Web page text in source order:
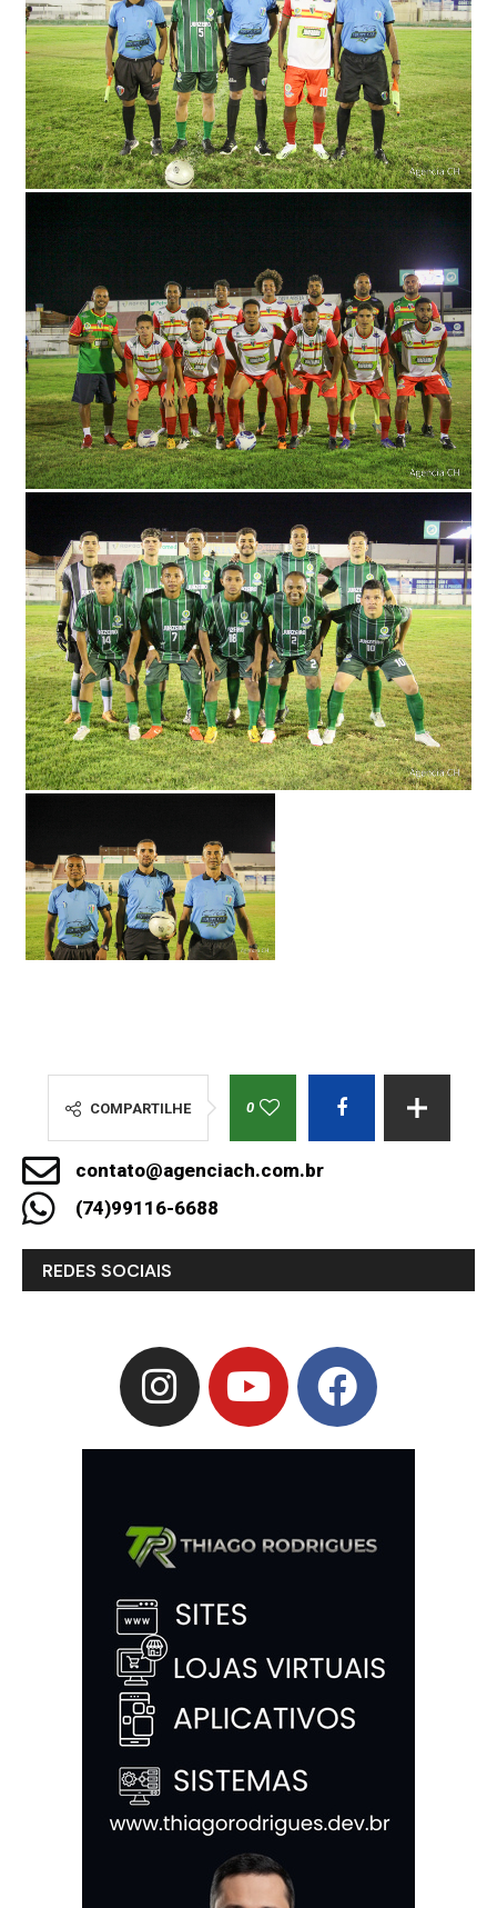
COMPARTILHE 0
contato@agenciach.com.br
(74)99116-6688
REDES SOCIAIS